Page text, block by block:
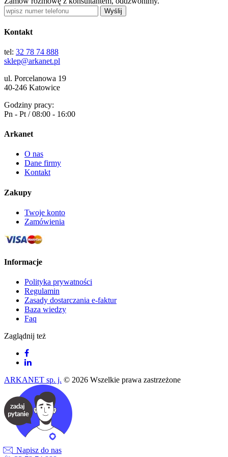
Wyślij
Kontakt
tel: 32 78 74 888
sklep@arkanet.pl
ul. Porcelanowa 19
40-246 Katowice
Godziny pracy:
Pn - Pt / 08:00 - 16:00
Arkanet
O nas
Dane firmy
Kontakt
Zakupy
Twoje konto
Zamówienia
Informacje
Polityka prywatności
Regulamin
Zasady dostarczania e-faktur
Baza wiedzy
Faq
Zaglądnij też
ARKANET sp. j. © 2026 Wszelkie prawa zastrzeżone
Napisz do nas